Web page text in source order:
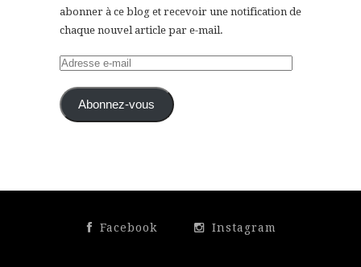
abonner à ce blog et recevoir une notification de
chaque nouvel article par e-mail.
Adresse
mail Abonnez-vous
Facebook Instagram